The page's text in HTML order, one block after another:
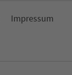
Impressum